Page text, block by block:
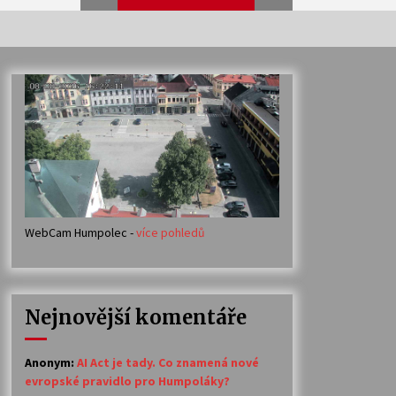
Veselí muzikanti
30. 7. 2026
Votavžatský ploty
23. 7. 2026
14. 7. 2026
30. 6. 2026
WebCam Humpolec -více pohledů
Nejnovější komentáře
Anonym: AI Act je tady. Co znamená nové
evropské pravidlo pro Humpoláky?